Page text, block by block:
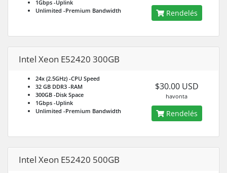
1Gbps -Uplink
Unlimited -Premium Bandwidth Rendelés
Intel Xeon E52420 300GB
24x (2.5GHz) -CPU Speed
32 GB DDR3 -RAM
300GB -Disk Space
1Gbps -Uplink
Unlimited -Premium Bandwidth
$30.00 USD
havonta
Rendelés
Intel Xeon E52420 500GB